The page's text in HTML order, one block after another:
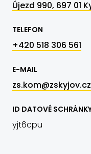
Újezd 990, 697 01
TELEFON
+420 518 306 561
E-MAIL
zs.kom@zskyjov.cz
ID DATOVÉ
yjt6cpu